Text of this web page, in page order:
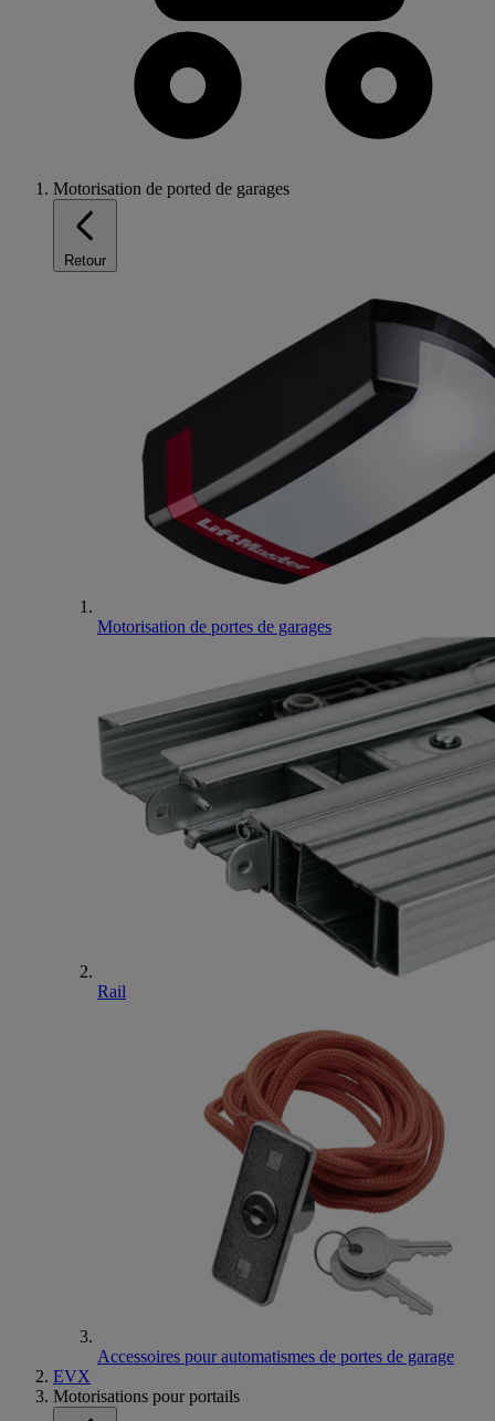
Motorisation de ported de garages
Retour
Motorisation de portes de garages
Rail
Accessoires pour automatismes de portes de garage
EVX
Motorisations pour portails